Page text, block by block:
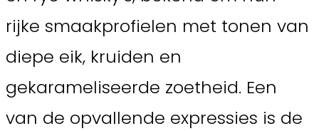
rijke smaakprofielen met tonen van
diepe eik, kruiden en
gekarameliseerde zoetheid. Een
van de opvallende expressies is de